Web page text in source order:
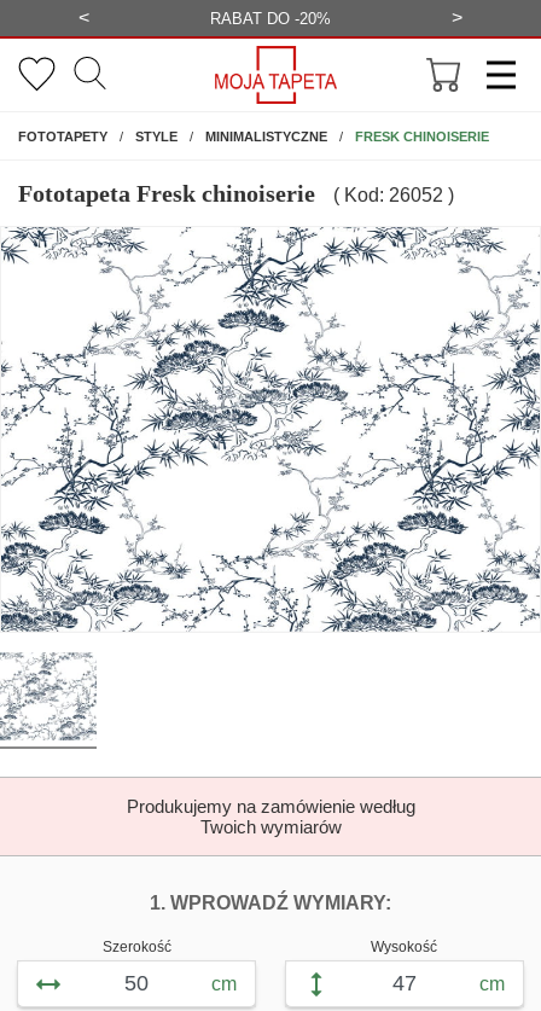
< BEZPŁATNA WIZUALIZACJA >
FOTOTAPETYNA ŚCIANĘ
STYLE MINIMALISTYCZNE FRESK CHINOISERIE
Fototapeta Fresk chinoiserie ( Kod: 26052 )
Produkujemy na zamówienie według
Twoich wymiarów
1. WPROWADŹ WYMIARY:
Szerokość
cm
Wysokość
cm